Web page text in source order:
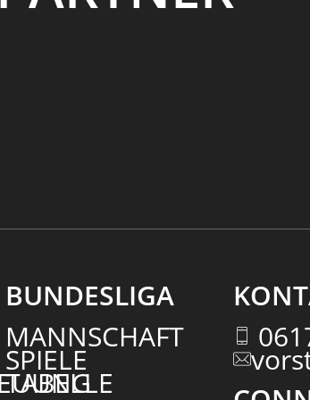
BUNDESLIGA
MANNSCHAFT
SPIELE
TABELLE